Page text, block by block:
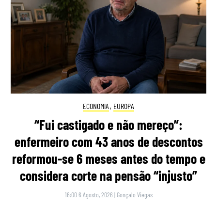
ECONOMIA , EUROPA
“Fui castigado e não mereço”:
enfermeiro com 43 anos de descontos
reformou-se 6 meses antes do tempo e
considera corte na pensão “injusto”
16:00 6 Agosto, 2026 | Gonçalo Viegas